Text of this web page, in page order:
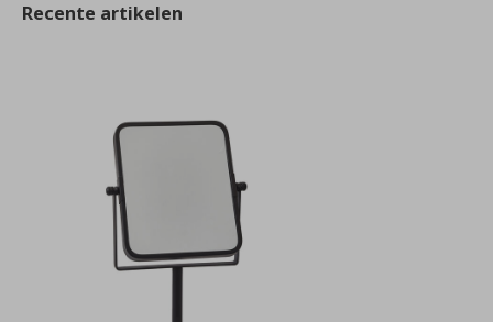
Recente artikelen